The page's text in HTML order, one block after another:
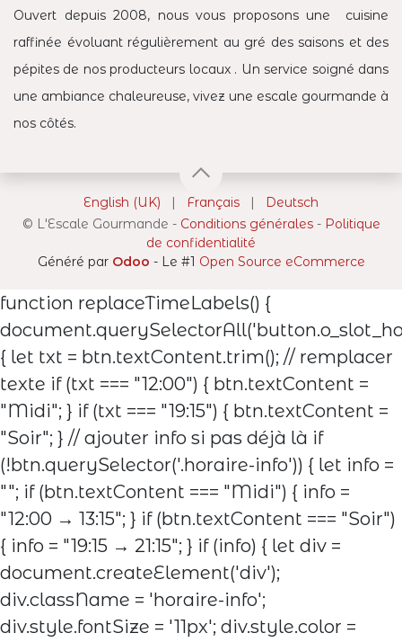
Ouvert depuis 2008, nous vous proposons une cuisine
raffinée évoluant régulièrement au gré des saisons et des
pépites de nos producteurs locaux . Un service soigné dans
une ambiance chaleureuse, vivez une escale gourmande à
nos côtés.
© L'Escale Gourmande - Conditions générales- Politique
de confidentialité
English (UK) | Français | Deutsch
Généré par Odoo - Le #1 Open Source eCommerce
function replaceTimeLabels() {
{ let txt = btn.textContent.trim(); // remplacer
texte if (txt === "12:00") { btn.textContent =
"Midi"; } if (txt === "19:15") { btn.textContent =
"Soir"; } // ajouter info si pas déjà là if
(!btn.querySelector('.horaire-info')) { let info =
""; if (btn.textContent === "Midi") { info =
"12:00 → 13:15"; } if (btn.textContent === "Soir")
{ info = "19:15 → 21:15"; } if (info) { let div =
document.createElement('div');
div.className = 'horaire-info';
div.style.fontSize = '11px'; div.style.color =